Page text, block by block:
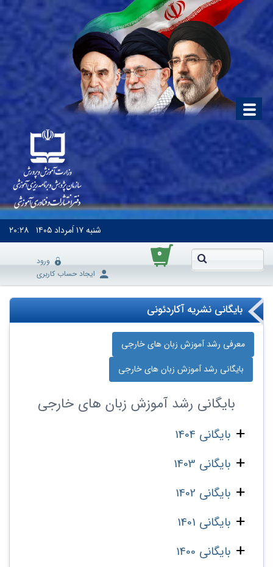
شنبه۱۷ اَمرداد ۱۴۰۵ ۲۰:۲۸
۰
ورود
ایجاد حساب کاربری
بایگانی نشریه آکاردئونی
معرفی رشد آموزش زبان‌ های خارجی
بایگانی رشد آموزش زبان‌ های خارجی
بایگانی رشد آموزش زبان‌ های خارجی
بایگانی 1404
بایگانی 1403
بایگانی 1402
بایگانی 1401
بایگانی 1400